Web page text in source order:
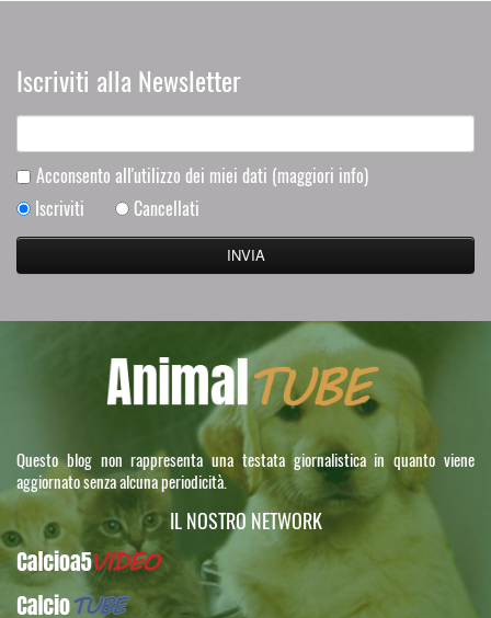
Iscriviti alla Newsletter
Acconsento all'utilizzo dei miei dati (maggiori info)
Iscriviti
Cancellati
Questo blog non rappresenta una testata giornalistica in quanto viene
aggiornato senza alcuna periodicità.
IL NOSTRO NETWORK
Calcioa5Video
CalcioTUBE